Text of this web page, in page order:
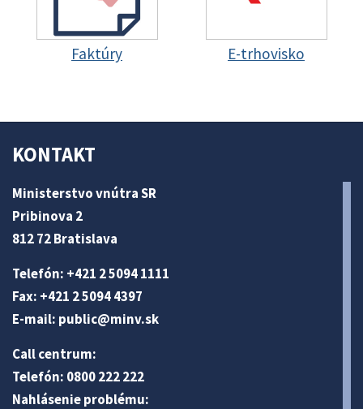
Faktúry E-trhovisko
KONTAKT
Ministerstvo vnútra SR
Pribinova 2
812 72 Bratislava
Telefón: +421 2 5094 1111
Fax: +421 2 5094 4397
E-mail: public@minv.sk
Call centrum:
Telefón: 0800 222 222
Nahlásenie problému: